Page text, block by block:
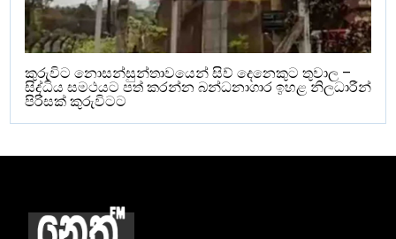
කුරුවිට නොසන්සුන්තාවයෙන් සිව් දෙනෙකුට තුවාල –
සිද්ධිය සමථයට පත් කරන්න බන්ධනාගාර ඉහළ නිලධාරීන්
පිරිසක් කුරුවිටට